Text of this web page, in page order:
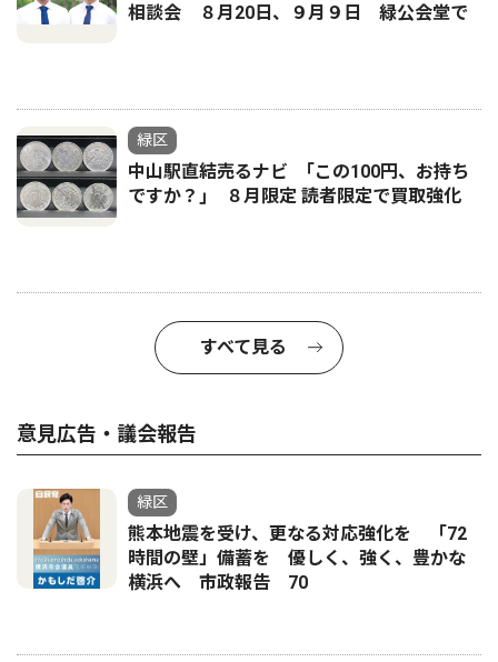
相談会 ８月20日、９月９日 緑公会堂で
緑区
中山駅直結売るナビ ｢この100円、お持ち
ですか？｣ ８月限定 読者限定で買取強化
すべて見る
意見広告・議会報告
緑区
熊本地震を受け、更なる対応強化を 「72
時間の壁」備蓄を 優しく、強く、豊かな
横浜へ 市政報告 70